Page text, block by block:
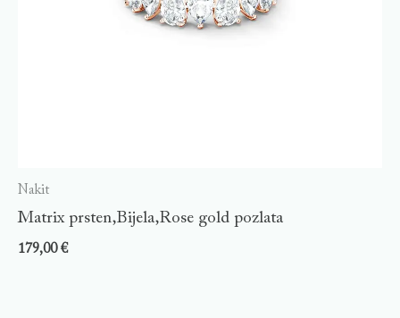
Nakit
Matrix prsten,Bijela,Rose gold pozlata
179,00€